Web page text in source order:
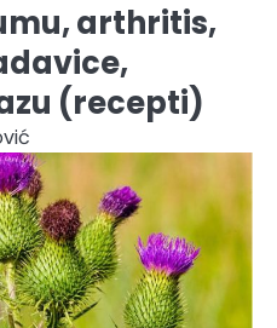
arthritis,
(recepti)